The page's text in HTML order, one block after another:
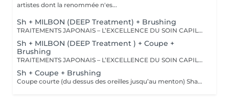
artistes dont la renommée n'es...
Sh + MILBON (DEEP Treatment) + Brushing
TRAITEMENTS JAPONAIS – L’EXCELLENCE DU SOIN CAPILLAIRE Découvrez un univers de soins capillaires japonais haut de gamme, reconnus pour leur technologie avancée et leurs résultats exceptionnels. Des traitements sur-mesure conçus pour répondre aux besoins spécifiques de chaque chevelure : hydratation, réparation, discipline, cuir chevelu ou nutrition . Chaque traitement agit au cœur de la fibre capillaire pour révéler des cheveux visiblement plus sains, brillants et soyeux. -Nos différentes lignes de traitements : SMOOTH (Collagène) Pour les cheveux emmêlés, ternes ou difficiles à coiffer. • Démêle instantanément • Lisse la fibre capillaire • Apporte douceur et brillance • Toucher léger et soyeux REPAIR (CMADK / Kératine) Pour les cheveux sensibilisés, cassants ou très abîmés. • Répare intensément • Renforce la structure interne du cheveu • Reconstruit la fibre en profondeur • Redonne force et élasticité ANTI-FRIZZ (Céramides / 18-MEA) Pour les cheveux indisciplinés, sensibilisés à l’humidité. • Contrôle les frisottis • Réduit le volume excessif • Protège de l’humidité • Facilite le coiffage • Apporte souplesse et brillance SCALP (Hyaluron / Agents Purifiants) Pour rééquilibrer et purifier le cuir chevelu. Idéal en cas de démangeaisons, pellicules, sécheresse ou excès de sébum. • Apaise le cuir chevelu • Purifie en douceur • Rééquilibre la barrière protectrice naturelle • Favorise un environnement sain pour la pousse Veuillez noter : les tarifs peuvent varier selon la longueur des cheveux, la quantité de produit nécessaire et la complexité de la prestation. Supplément possible à partir de +15€. Pour toute demande spécifique, merci de nous contacter.
Sh + MILBON (DEEP Treatment ) + Coupe +
Brushing
TRAITEMENTS JAPONAIS – L’EXCELLENCE DU SOIN CAPILLAIRE Découvrez un univers de soins capillaires japonais haut de gamme, reconnus pour leur technologie avancée et leurs résultats exceptionnels. Des traitements sur-mesure conçus pour répondre aux besoins spécifiques de chaque chevelure : hydratation, réparation, discipline, cuir chevelu ou nutrition . Chaque traitement agit au cœur de la fibre capillaire pour révéler des cheveux visiblement plus sains, brillants et soyeux. -Nos différentes lignes de traitements : SMOOTH (Collagène) Pour les cheveux emmêlés, ternes ou difficiles à coiffer. • Démêle instantanément • Lisse la fibre capillaire • Apporte douceur et brillance • Toucher léger et soyeux REPAIR (CMADK / Kératine) Pour les cheveux sensibilisés, cassants ou très abîmés. • Répare intensément • Renforce la structure interne du cheveu • Reconstruit la fibre en profondeur • Redonne force et élasticité ANTI-FRIZZ (Céramides / 18-MEA) Pour les cheveux indisciplinés, sensibilisés à l’humidité. • Contrôle les frisottis • Réduit le volume excessif • Protège de l’humidité • Facilite le coiffage • Apporte souplesse et brillance SCALP (Hyaluron / Agents Purifiants) Pour rééquilibrer et purifier le cuir chevelu. Idéal en cas de démangeaisons, pellicules, sécheresse ou excès de sébum. • Apaise le cuir chevelu • Purifie en douceur • Rééquilibre la barrière protectrice naturelle • Favorise un environnement sain pour la pousse Veuillez noter : les tarifs peuvent varier selon la longueur des cheveux, la quantité de produit nécessaire et la complexité de la prestation. Supplément possible à partir de +15€. Pour toute demande spécifique, merci de nous contacter.
Sh + Coupe + Brushing
Coupe courte (du dessus des oreilles jusqu’au menton) Shampooing • Soin • Coupe • Brushing • Styling (Le soin est inclus dans le protocole de cette prestation. Le tarif n’est pas modifiable si la cliente choisit de ne pas le réaliser.) Tarif adapté selon les caractéristiques de la prestation.